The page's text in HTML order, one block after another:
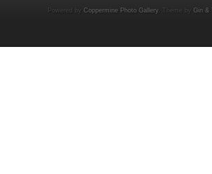
Powered by Coppermine Photo Gallery. Theme by Gin &